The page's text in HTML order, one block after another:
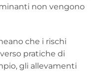
non vengono
che i rischi
pratiche di
gli allevamenti